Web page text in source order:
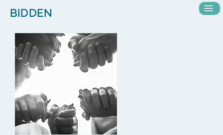
HOME
WAT WE DOEN
KLEDINGBANK
OPEN KERK
IN DE PRAKTIJK
VOEDSELBANK
BIDDEN
BIDDEN